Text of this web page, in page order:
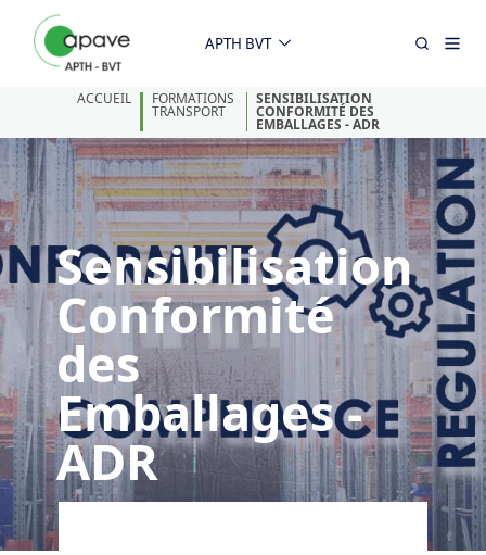
APTH BVT
ACCUEIL FORMATIONS
TRANSPORT
SENSIBILISATION
CONFORMITÉ DES
EMBALLAGES - ADR
Sensibilisation
Conformité
des
Emballages -
ADR